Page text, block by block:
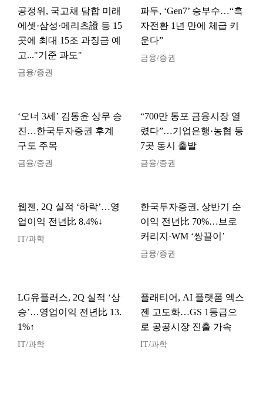
공정위, 국고채 담합 미래
에셋·삼성·메리츠證 등 15
곳에 최대 15조 과징금 예
고..."기준 과도"
금융/증권
파두, ‘Gen7’ 승부수…“흑
자전환 1년 만에 체급 키
운다”
금융/증권
‘오너 3세’ 김동윤 상무 승
진…한국투자증권 후계
구도 주목
금융/증권
“700만 동포 금융시장 열
렸다”…기업은행·농협 등
7곳 동시 출발
금융/증권
웹젠, 2Q 실적 ‘하락’…영
업이익 전년比 8.4%↓
IT/과학
한국투자증권, 상반기 순
이익 전년比 70%…브로
커리지·WM ‘쌍끌이’
금융/증권
LG유플러스, 2Q 실적 ‘상
승’…영업이익 전년比 13.
1%↑
IT/과학
플래티어, AI 플랫폼 엑스
젠 고도화…GS 1등급으
로 공공시장 진출 가속
IT/과학